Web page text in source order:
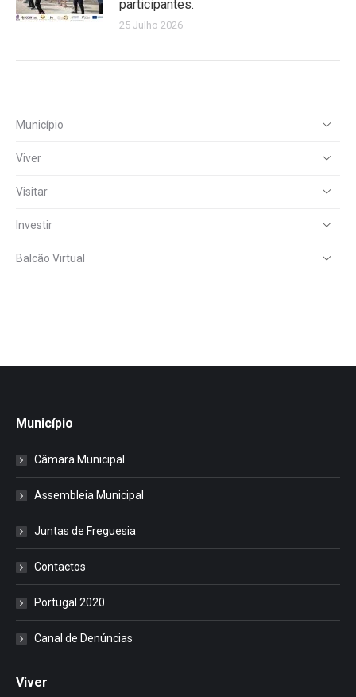
participantes.
25 Julho 2026
Município
Viver
Visitar
Investir
Balcão Virtual
Município
Câmara Municipal
Assembleia Municipal
Juntas de Freguesia
Contactos
Portugal 2020
Canal de Denúncias
Viver